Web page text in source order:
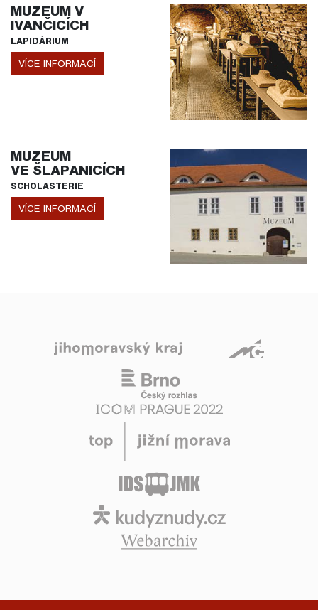
MUZEUM V
IVANČICÍCH
LAPIDÁRIUM
VÍCE INFORMACÍ
MUZEUM
VE ŠLAPANICÍCH
SCHOLASTERIE
VÍCE INFORMACÍ